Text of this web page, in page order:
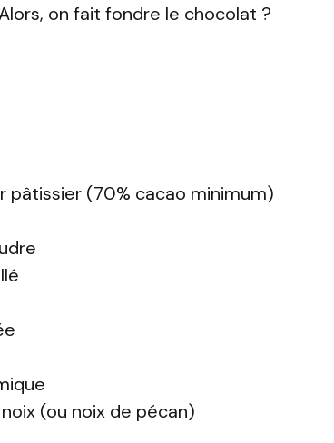
on fait fondre le chocolat ?
pâtissier (70% cacao minimum)
(ou noix de pécan)